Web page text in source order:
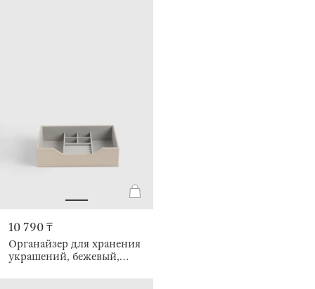
10 790 ₸
Органайзер для хранения
украшений, бежевый,